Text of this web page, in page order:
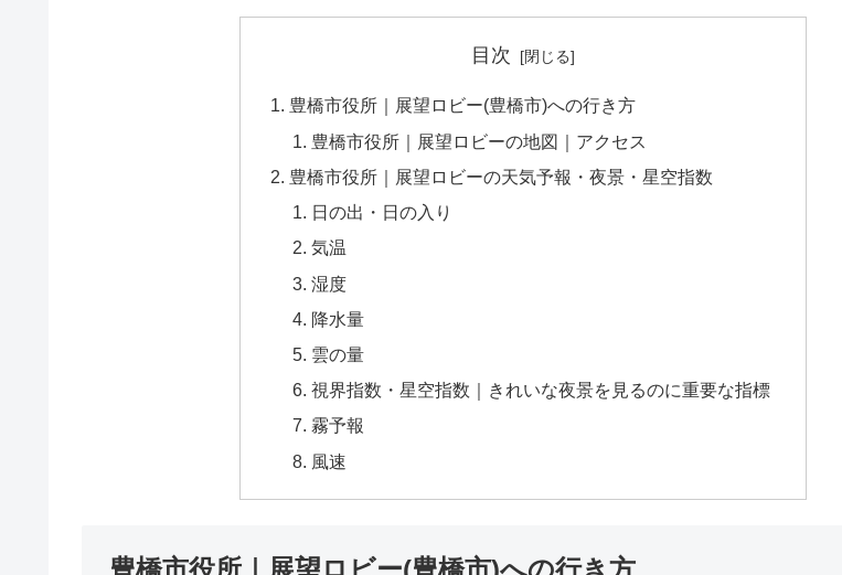
目次
豊橋市役所｜展望ロビー(豊橋市)への行き方
豊橋市役所｜展望ロビーの地図｜アクセス
豊橋市役所｜展望ロビーの天気予報・夜景・星空指数
日の出・日の入り
気温
湿度
降水量
雲の量
視界指数・星空指数｜きれいな夜景を見るのに重要な指標
霧予報
風速
豊橋市役所｜展望ロビー(豊橋市)への行き方